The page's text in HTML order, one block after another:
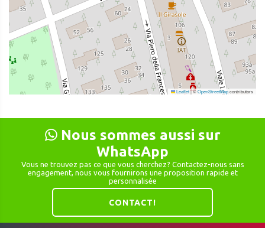
Leaflet|©OpenStreetMapcontributors
Nous sommes aussi sur
WhatsApp
Vous ne trouvez pas ce que vous cherchez? Contactez-nous sans
engagement, nous vous fournirons une proposition rapide et
personnalisée
CONTACT!